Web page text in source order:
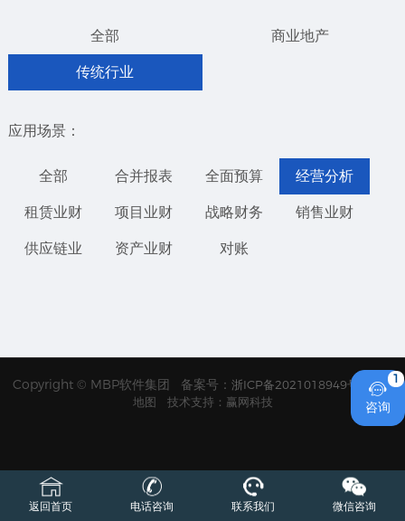
全部 商业地产
传统行业
应用场景：
全部 合并报表 全面预算 经营分析
租赁业财 项目业财 战略财务 销售业财
供应链业 资产业财 对账
Copyright © MBP软件集团 备案号： 浙ICP备2021018949号
网站
地图
技术支持：赢网科技

咨询
返回首页 电话咨询 联系我们 微信咨询